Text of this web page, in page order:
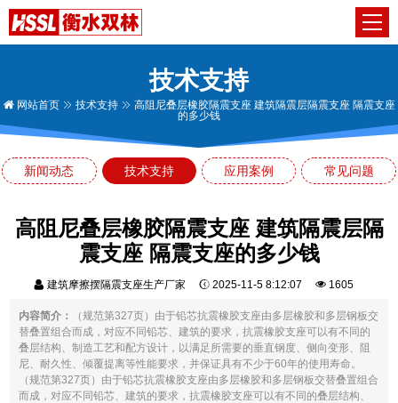
技术支持
网站首页 技术支持
高阻尼叠层橡胶隔震支座 建筑隔震层隔震支座 隔震支座
的多少钱
新闻动态 技术支持 应用案例 常见问题
高阻尼叠层橡胶隔震支座 建筑隔震层隔
震支座 隔震支座的多少钱
建筑摩擦摆隔震支座生产厂家 2025-11-5 8:12:07 1605
内容简介：
（规范第327页）由于铅芯抗震橡胶支座由多层橡胶和多层钢板交
替叠置组合而成，对应不同铅芯、建筑的要求，抗震橡胶支座可以有不同的
叠层结构、制造工艺和配方设计，以满足所需要的垂直钢度、侧向变形、阻
尼、耐久性、倾覆提离等性能要求，并保证具有不少于60年的使用寿命。
（规范第327页）由于铅芯抗震橡胶支座由多层橡胶和多层钢板交替叠置组合
而成，对应不同铅芯、建筑的要求，抗震橡胶支座可以有不同的叠层结构、